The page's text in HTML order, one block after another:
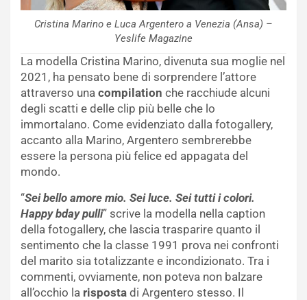
Cristina Marino e Luca Argentero a Venezia (Ansa) –
Yeslife Magazine
La modella Cristina Marino, divenuta sua moglie nel
2021, ha pensato bene di sorprendere l’attore
attraverso una compilation che racchiude alcuni
degli scatti e delle clip più belle che lo
immortalano. Come evidenziato dalla fotogallery,
accanto alla Marino, Argentero sembrerebbe
essere la persona più felice ed appagata del
mondo.
“Sei bello amore mio. Sei luce. Sei tutti i colori.
Happy bday pulli” scrive la modella nella caption
della fotogallery, che lascia trasparire quanto il
sentimento che la classe 1991 prova nei confronti
del marito sia totalizzante e incondizionato. Tra i
commenti, ovviamente, non poteva non balzare
all’occhio la risposta di Argentero stesso. Il